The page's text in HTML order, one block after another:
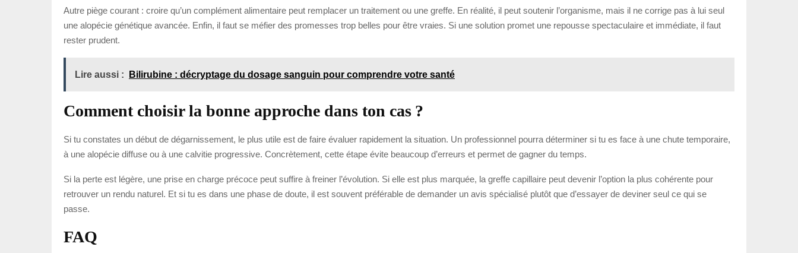
Autre piège courant : croire qu’un complément alimentaire peut remplacer un traitement ou une greffe. En réalité, il peut soutenir l’organisme, mais il ne corrige pas à lui seul
une alopécie génétique avancée. Enfin, il faut se méfier des promesses trop belles pour être vraies. Si une solution promet une repousse spectaculaire et immédiate, il faut
rester prudent.
Lire aussi : Bilirubine : décryptage du dosage sanguin pour comprendre votre santé
Comment choisir la bonne approche dans ton cas ?
Si tu constates un début de dégarnissement, le plus utile est de faire évaluer rapidement la situation. Un professionnel pourra déterminer si tu es face à une chute temporaire,
à une alopécie diffuse ou à une calvitie progressive. Concrètement, cette étape évite beaucoup d’erreurs et permet de gagner du temps.
Si la perte est légère, une prise en charge précoce peut suffire à freiner l’évolution. Si elle est plus marquée, la greffe capillaire peut devenir l’option la plus cohérente pour
retrouver un rendu naturel. Et si tu es dans une phase de doute, il est souvent préférable de demander un avis spécialisé plutôt que d’essayer de deviner seul ce qui se
passe.
FAQ